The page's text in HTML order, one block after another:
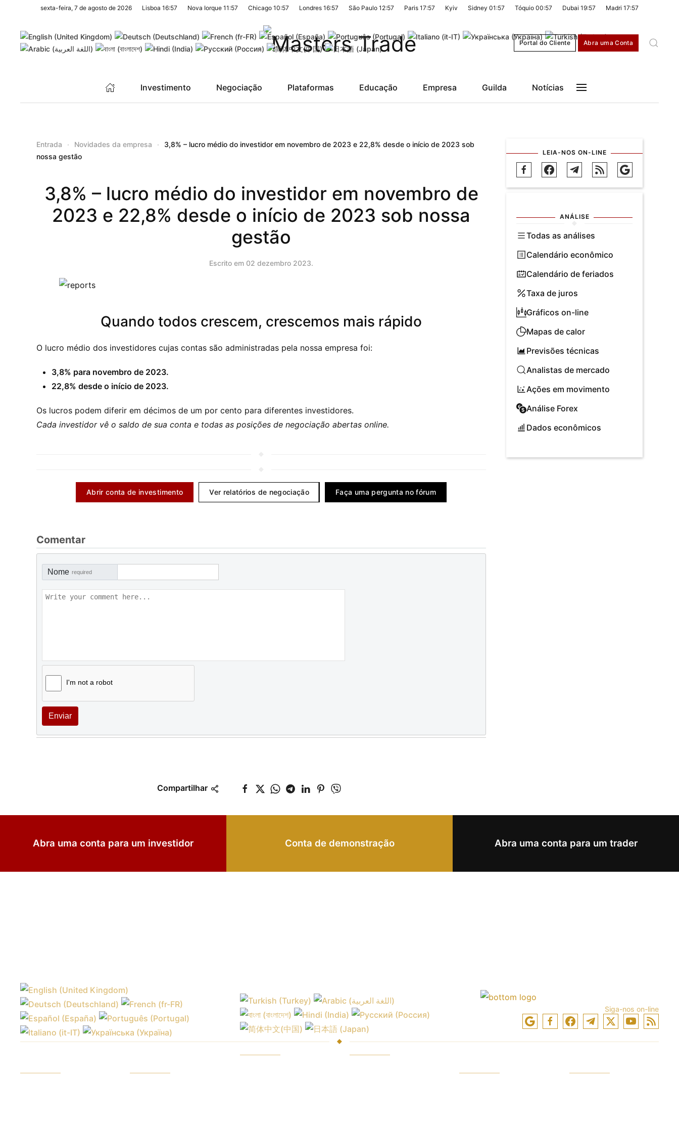
sexta-feira, 7 de agosto de 2026 Lisboa 16:57 Nova Iorque 11:57 Chicago 10:57 Londres 16:57 São Paulo 12:57 Paris 17:57 Kyiv Sidney 01:57 Tóquio 00:57 Dubai 19:57 Madri 17:57
Portal do Cliente Abra uma Conta
Investimento Negociação Plataformas Educação Empresa Guilda Notícias
Entrada Novidades da empresa
3,8% – lucro médio do investidor em novembro de 2023 e 22,8% desde o início de 2023 sob
nossa gestão
3,8% – lucro médio do investidor em novembro de
2023 e 22,8% desde o início de 2023 sob nossa
gestão
Escrito em 02 dezembro 2023.
Quando todos crescem, crescemos mais rápido
O lucro médio dos investidores cujas contas são administradas pela nossa empresa foi:
3,8% para novembro de 2023.
22,8% desde o início de 2023.
Os lucros podem diferir em décimos de um por cento para diferentes investidores.
Cada investidor vê o saldo de sua conta e todas as posições de negociação abertas online.
Abrir conta de investimento Ver relatórios de negociação Faça uma pergunta no fórum
Comentar
Nome required
I'm not a robot
Enviar
LEIA-NOS ON-LINE
ANÁLISE
Todas as análises
Calendário econômico
Calendário de feriados
Taxa de juros
Gráficos on-line
Mapas de calor
Previsões técnicas
Analistas de mercado
Ações em movimento
Análise Forex
Dados econômicos
Compartilhar
Abra uma conta para um investidor Conta de demonstração Abra uma conta para um trader
Siga-nos on-line